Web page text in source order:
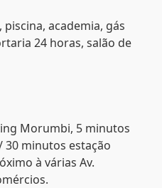
academia, gás
24 horas, salão de
Morumbi, 5 minutos
30 minutos estação
à várias Av.